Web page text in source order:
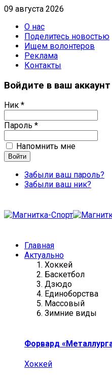
09 августа 2026
О нас
Поделитесь новостью
Ищем волонтеров
Реклама
Контакты
Войдите в ваш аккаунт
Ник *
Пароль *
Напомнить мне
Забыли ваш пароль?
Забыли ваш ник?
Главная
Актуально
Хоккей
Баскетбол
Дзюдо
Единоборства
Массовый
Зимние виды
Форвард
Хоккей